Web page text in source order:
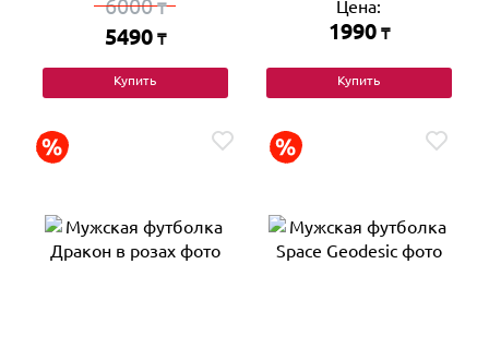
6000₸
5490 ₸
Купить
Цена:
1990 ₸
Купить